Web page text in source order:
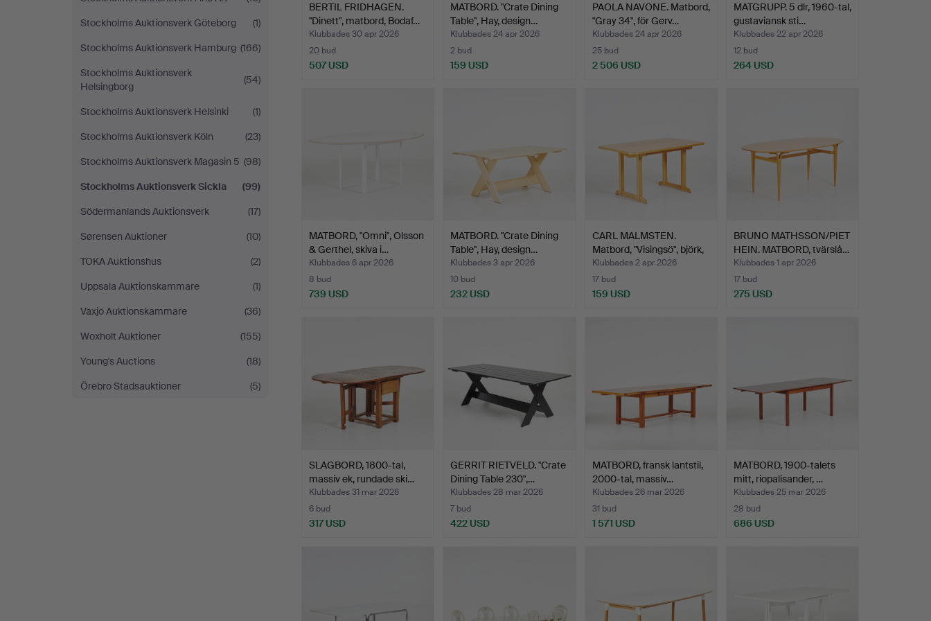
Stockholms Auktionsverk Göteborg
(1)
Stockholms Auktionsverk Hamburg (166)
Stockholms Auktionsverk
Helsingborg
(54)
Stockholms Auktionsverk Helsinki
(1)
Stockholms Auktionsverk Köln
(23)
Stockholms Auktionsverk Magasin 5 (98)
Stockholms Auktionsverk Sickla
(99)
Södermanlands Auktionsverk
(17)
Sørensen Auktioner
(10)
TOKA Auktionshus
(2)
Uppsala Auktionskammare
(1)
Växjö Auktionskammare
(36)
Woxholt Auktioner
(155)
Young's Auctions
(18)
Örebro Stadsauktioner
(5)
BERTIL FRIDHAGEN.
"Dinett", matbord, Bodaf…
Klubbades 30 apr 2026
20 bud
507 USD
MATBORD. "Crate Dining
Table", Hay, design…
Klubbades 24 apr 2026
2 bud
159 USD
PAOLA NAVONE. Matbord,
"Gray 34", för Gerv…
Klubbades 24 apr 2026
25 bud
2 506 USD
MATGRUPP. 5 dlr, 1960-tal,
gustaviansk sti…
Klubbades 22 apr 2026
12 bud
264 USD
MATBORD, "Omni", Olsson
& Gerthel, skiva i…
Klubbades 6 apr 2026
8 bud
739 USD
MATBORD. "Crate Dining
Table", Hay, design…
Klubbades 3 apr 2026
10 bud
232 USD
CARL MALMSTEN.
Matbord, "Visingsö", björk,
…
Klubbades 2 apr 2026
17 bud
159 USD
BRUNO MATHSSON/PIET
HEIN. MATBORD, tvärslå…
Klubbades 1 apr 2026
17 bud
275 USD
SLAGBORD, 1800-tal,
massiv ek, rundade ski…
Klubbades 31 mar 2026
6 bud
317 USD
GERRIT RIETVELD. "Crate
Dining Table 230",…
Klubbades 28 mar 2026
7 bud
422 USD
MATBORD, fransk lantstil,
2000-tal, massiv…
Klubbades 26 mar 2026
31 bud
1 571 USD
MATBORD, 1900-talets
mitt, riopalisander, …
Klubbades 25 mar 2026
28 bud
686 USD